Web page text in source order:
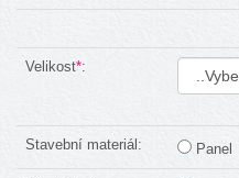
Velikost*:
Stavební materiál: Panel